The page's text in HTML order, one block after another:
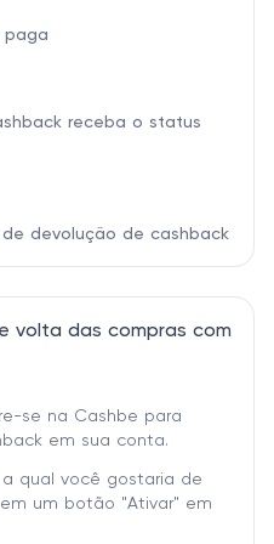
paga
receba o status
devolução de cashback
volta das compras com
se na Cashbe para
em sua conta.
qual você gostaria de
um botão "Ativar" em